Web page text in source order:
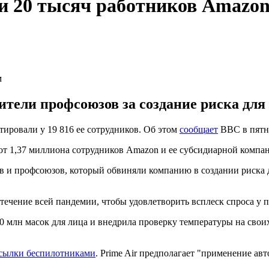
20 тысяч работников
профсоюзов за создание риска для
у 19 816 ее сотрудников. Об этом сообщает BBC в
1,37 миллиона сотрудников Amazon и ее субсидиарной
и профсоюзов, который обвиняли компанию в создании риска
всей пандемии, чтобы удовлетворить всплеск спроса у
млн масок для лица и внедрила проверку температуры на
беспилотниками. Prime Air предполагает "применение